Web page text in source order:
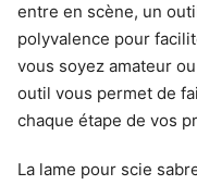
entre en scène, un
polyvalence pour
vous soyez amateur
outil vous permet de
chaque étape de vos
La lame pour scie